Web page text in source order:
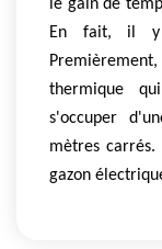
le gain de
En fait, il y
thermique
s'occuper
mètres carrés.
gazon